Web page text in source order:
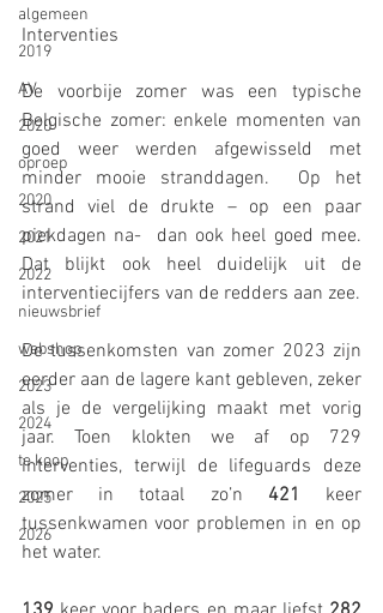
algemeen
2019
AV
2020
oproep
2020
2021
2022
nieuwsbrief
webshop
2023
2024
te koop
2025
2026
Interventies
De voorbije zomer was een typische
Belgische zomer: enkele momenten van
goed weer werden afgewisseld met
minder mooie stranddagen.  Op het
strand viel de drukte – op een paar
piekdagen na-  dan ook heel goed mee.
Dat blijkt ook heel duidelijk uit de
interventiecijfers van de redders aan zee.
De tussenkomsten van zomer 2023 zijn
eerder aan de lagere kant gebleven, zeker
als je de vergelijking maakt met vorig
jaar. Toen klokten we af op 729
interventies, terwijl de lifeguards deze
zomer in totaal zo’n 421
keer
tussenkwamen voor problemen in en op
het water.